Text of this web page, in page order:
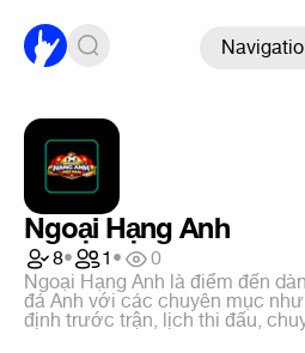
Ngoại Hạng Anh
8• 1•
0
Ngoại Hạng Anh là điểm đến
đá Anh với các chuyên mục
định trước trận, lịch thi đấu,